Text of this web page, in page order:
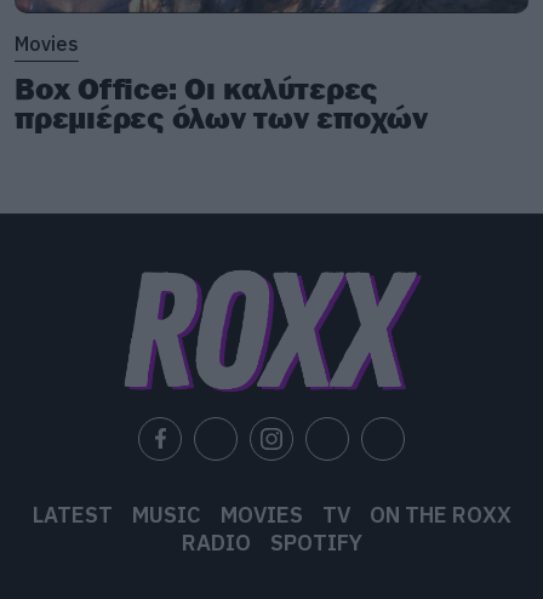
Movies
Box Office: Οι καλύτερες
πρεμιέρες όλων των εποχών
LATEST MUSIC MOVIES TV
ON THE ROXX
RADIO
SPOTIFY